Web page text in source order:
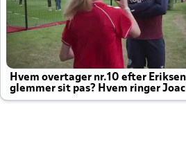
Hvem overtager nr.10 efter
glemmer sit pas? Hvem ringer
altid til efter kampe?